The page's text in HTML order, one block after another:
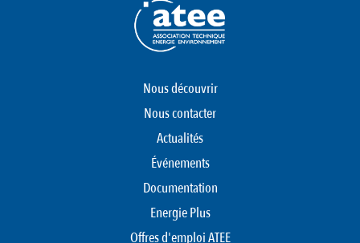
Nous découvrir
Nous contacter
Actualités
Événements
Documentation
Energie Plus
Offres d'emploi ATEE